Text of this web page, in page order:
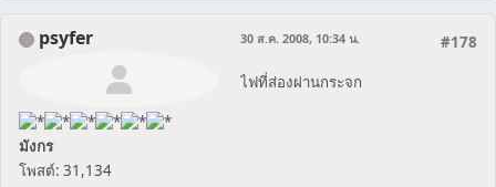
psyfer
มังกร
โพสต์: 31,134
#178
30 ส.ค. 2008, 10:34 น.
ไฟที่ส่องผ่านกระจก